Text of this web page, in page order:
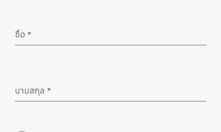
ชื่อ *
นามสกุล *